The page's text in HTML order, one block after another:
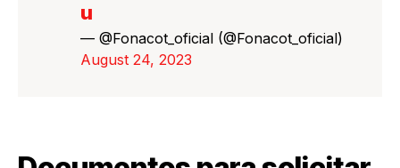
u
— @Fonacot_oficial (@Fonacot_oficial)
August 24, 2023